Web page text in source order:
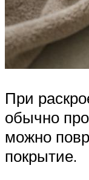
При
обычно
можно
покрытие.